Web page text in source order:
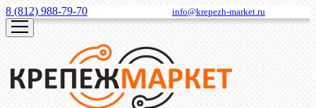
8 (812) 988-79-70 info@krepezh-market.ru